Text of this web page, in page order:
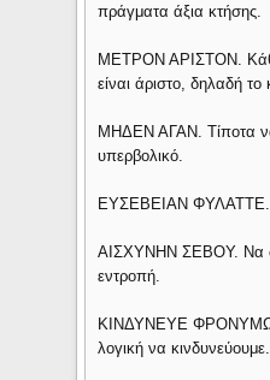
πράγματα άξια κτήσης.
ΜΕΤΡΟΝ ΑΡΙΣΤΟΝ. Κάθε
είναι άριστο, δηλαδή το
ΜΗΔΕΝ ΑΓΑΝ. Τίποτα
υπερβολικό.
ΕΥΣΕΒΕΙΑΝ ΦΥΛΑΤΤΕ.
ΑΙΣΧΥΝΗΝ ΣΕΒΟΥ. Να
εντροπή.
ΚΙΝΔΥΝΕΥΕ
λογική να κινδυνεύουμε.